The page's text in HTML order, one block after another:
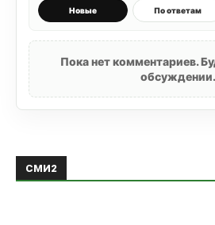
Новые По ответам
Пока нет комментариев.
обсуждении.
СМИ2